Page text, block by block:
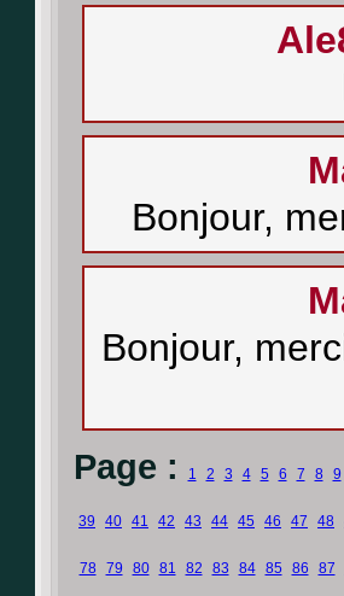
Bonjour,
Bonjour,
Page : 1 2 3 4 5 6 7 8 9
39 40 41 42 43 44 45 46 47 48
78 79 80 81 82 83 84 85 86 87